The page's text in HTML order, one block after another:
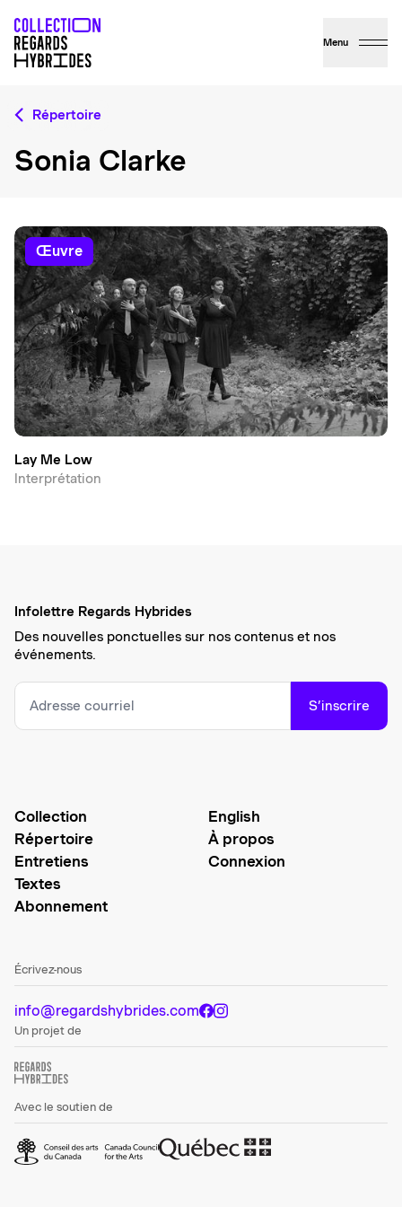
Menu
Répertoire
Sonia Clarke
œuvre
Lay Me Low
Interprétation
Infolettre Regards Hybrides
Des nouvelles ponctuelles sur nos contenus et nos
événements.
S’inscrire
Collection
Répertoire
Entretiens
Textes
Abonnement
English
À propos
Connexion
Écrivez-nous
info@regardshybrides.com
Un projet de
Avec le soutien de